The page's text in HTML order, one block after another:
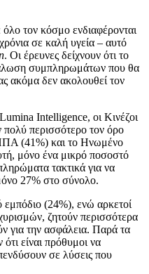
τον κόσμο ενδιαφέρονται
σε καλή υγεία – αυτό
. Οι έρευνες δείχνουν ότι το
συμπληρωμάτων που θα
ακόμα δεν ακολουθεί τον
Intelligence, οι Κινέζοι
πολύ περισσότερο τον όρο
(41%) και το Ηνωμένο
μόνο ένα μικρό ποσοστό
τακτικά για να
27% στο σύνολο.
εμπόδιο (24%), ενώ αρκετοί
ζητούν περισσότερα
για την ασφάλεια. Παρά τα
είναι πρόθυμοι να
σε λύσεις που